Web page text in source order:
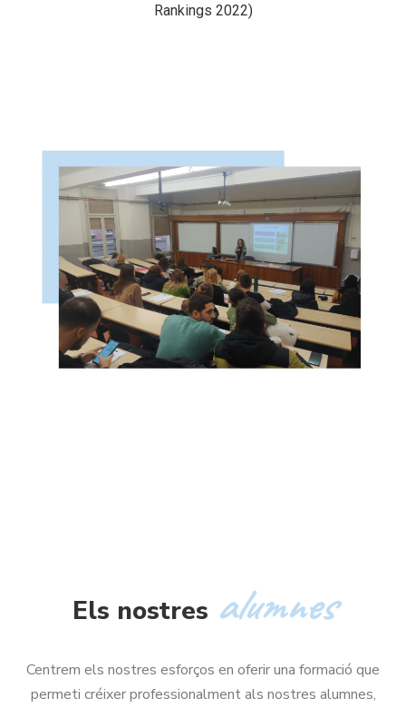
Rankings 2022)
Els nostres alumnes
Centrem els nostres esforços en oferir una formació que
permeti créixer professionalment als nostres alumnes,